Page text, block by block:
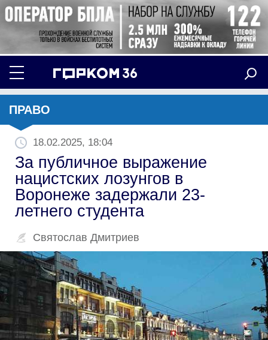
ПРАВО
18.02.2025, 18:04
За публичное выражение
нацистских лозунгов в
Воронеже задержали 23-
летнего студента
Святослав Дмитриев